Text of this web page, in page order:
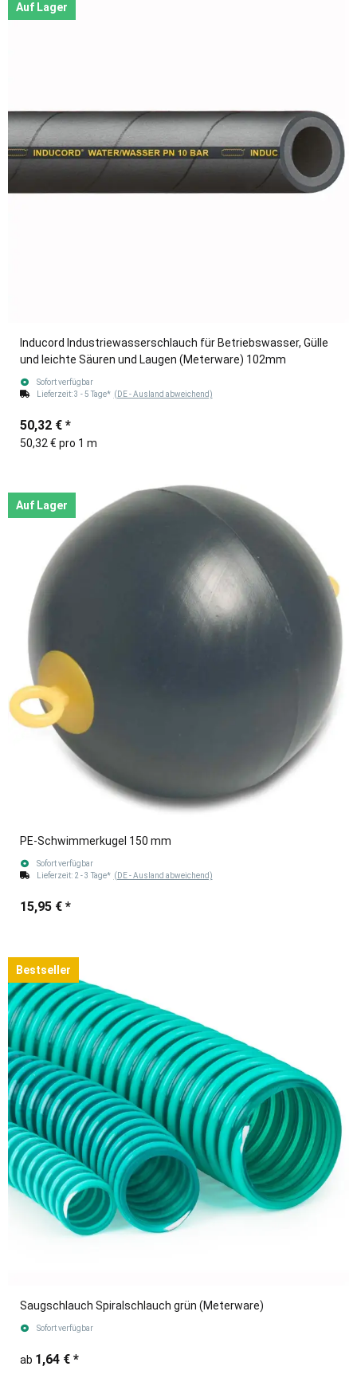
Auf Lager
Inducord Industriewasserschlauch für Betriebswasser, Gülle
und leichte Säuren und Laugen (Meterware) 102mm
Sofort verfügbar
Lieferzeit:3 - 5 Tage* (DE - Ausland abweichend)
50,32 € *
50,32 € pro 1 m
Auf Lager
PE-Schwimmerkugel 150 mm
Sofort verfügbar
Lieferzeit: 2 - 3 Tage* (DE - Ausland abweichend)
15,95 € *
Bestseller
Saugschlauch Spiralschlauch grün (Meterware)
Sofort verfügbar
ab 1,64 € *